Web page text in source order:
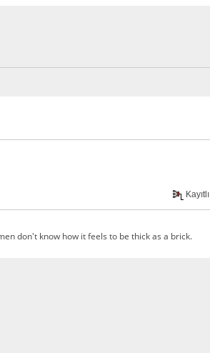
Kayıtlı
don't know how it feels to be thick as a brick.